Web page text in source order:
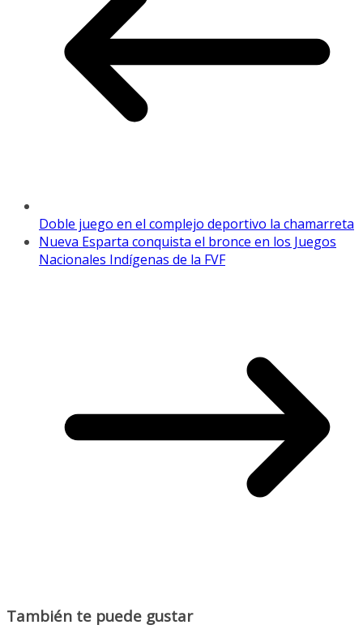
Doble juego en el complejo deportivo la chamarreta
Nueva Esparta conquista el bronce en los Juegos
Nacionales Indígenas de la FVF
También te puede gustar